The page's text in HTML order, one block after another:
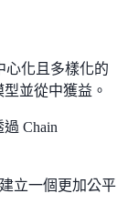
心化且多樣化的
並從中獲益。
Chain
立一個更加公平